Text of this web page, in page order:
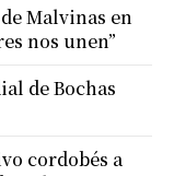
Malvinas en
nos unen”
de Bochas
cordobés a